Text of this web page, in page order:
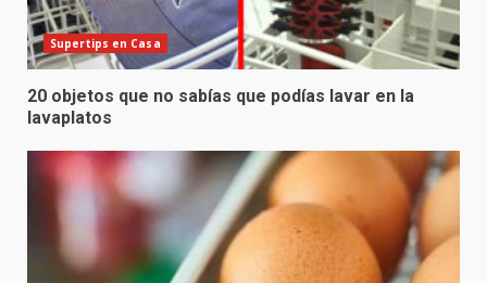
Supertips en Casa
20 objetos que no sabías que podías lavar en la
lavaplatos